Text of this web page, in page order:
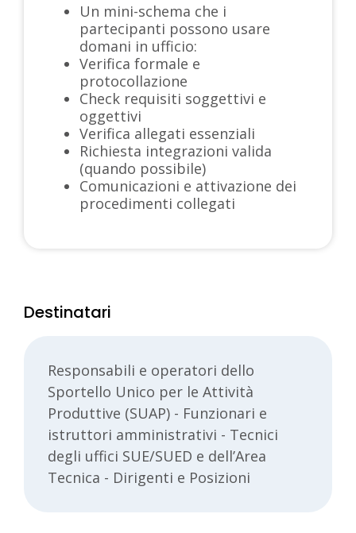
Un mini-schema che i
partecipanti possono usare
domani in ufficio:
Verifica formale e
protocollazione
Check requisiti soggettivi e
oggettivi
Verifica allegati essenziali
Richiesta integrazioni valida
(quando possibile)
Comunicazioni e attivazione dei
procedimenti collegati
Destinatari
Responsabili e operatori dello
Sportello Unico per le Attività
Produttive (SUAP) - Funzionari e
istruttori amministrativi - Tecnici
degli uffici SUE/SUED e dell’Area
Tecnica - Dirigenti e Posizioni